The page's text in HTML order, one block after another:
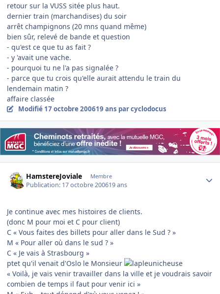
retour sur la VUSS sitée plus haut.
dernier train (marchandises) du soir
arrêt champignons (20 mns quand même)
bien sûr, relevé de bande et question
- qu'est ce que tu as fait ?
- y 'avait une vache.
- pourquoi tu ne l'a pas signalée ?
- parce que tu crois qu'elle aurait attendu le train du
lendemain matin ?
affaire classée
Modifié 17 octobre 200619 ans par cyclodocus
HamstereJoviale Membre
Publication: 17 octobre 200619 ans
Je continue avec mes histoires de clients.
(donc M pour moi et C pour client)
C « Vous faites des billets pour aller dans le Sud ? »
M « Pour aller où dans le sud ? »
C « Je vais à Strasbourg »
ptet qu'il venait d'Oslo le Monsieur
« Voilà, je vais venir travailler dans la ville et je voudrais savoir
combien de temps il faut pour venir ici »